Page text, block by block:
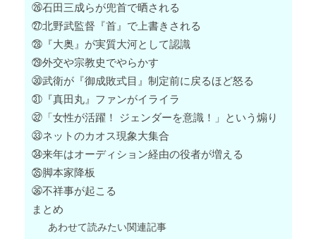
㉖石田三成らが兜首で晒される
㉗北野武監督『首』で上書きされる
㉘『大奥』が実質大河として認識
㉙外交や宗教史でやらかす
㉚武衛が『御成敗式目』制定前に戻るほど怒る
㉛『真田丸』ファンがイライラ
㉜「女性が活躍！ ジェンダーを意識！」という煽り
㉝ネットのカオス現象大集合
㉞来年はオーディション経由の役者が増える
㉟脚本家降板
㊱不祥事が起こる
まとめ
あわせて読みたい関連記事